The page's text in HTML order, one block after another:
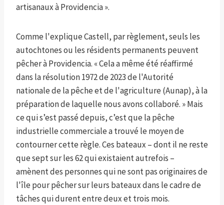
artisanaux à Providencia ».
Comme l'explique Castell, par règlement, seuls les
autochtones ou les résidents permanents peuvent
pêcher à Providencia. « Cela a même été réaffirmé
dans la résolution 1972 de 2023 de l'Autorité
nationale de la pêche et de l'agriculture (Aunap), à la
préparation de laquelle nous avons collaboré. » Mais
ce qui s’est passé depuis, c’est que la pêche
industrielle commerciale a trouvé le moyen de
contourner cette règle. Ces bateaux – dont il ne reste
que sept sur les 62 qui existaient autrefois –
amènent des personnes qui ne sont pas originaires de
l'île pour pêcher sur leurs bateaux dans le cadre de
tâches qui durent entre deux et trois mois.